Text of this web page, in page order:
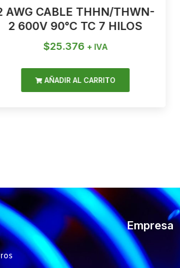
AWG CABLE THHN/THWN-
2 600V 90°C TC 7 HILOS
$25.376 + IVA
AÑADIR AL CARRITO
Empresa